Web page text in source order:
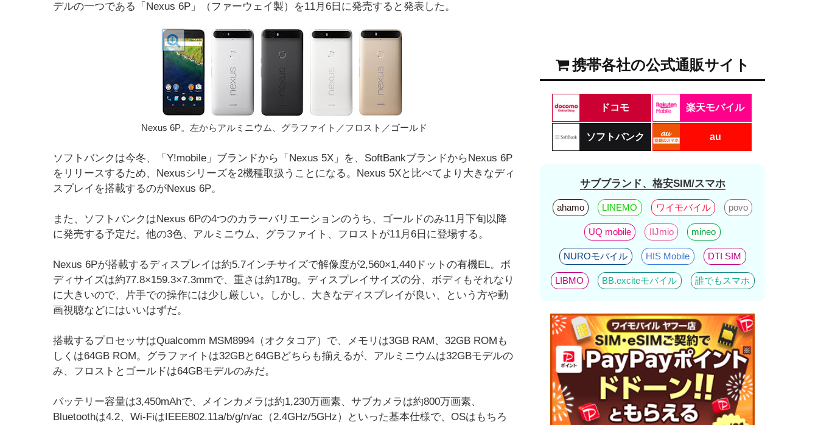
デルの一つである「Nexus 6P」（ファーウェイ製）を11月6日に発売すると発表した。
Nexus 6P。左からアルミニウム、グラファイト／フロスト／ゴールド
ソフトバンクは今冬、「Y!mobile」ブランドから「Nexus 5X」を、SoftBankブランドからNexus 6P
をリリースするため、Nexusシリーズを2機種取扱うことになる。Nexus 5Xと比べてより大きなディ
スプレイを搭載するのがNexus 6P。
また、ソフトバンクはNexus 6Pの4つのカラーバリエーションのうち、ゴールドのみ11月下旬以降
に発売する予定だ。他の3色、アルミニウム、グラファイト、フロストが11月6日に登場する。
Nexus 6Pが搭載するディスプレイは約5.7インチサイズで解像度が2,560×1,440ドットの有機EL。ボ
ディサイズは約77.8×159.3×7.3mmで、重さは約178g。ディスプレイサイズの分、ボディもそれなり
に大きいので、片手での操作には少し厳しい。しかし、大きなディスプレイが良い、という方や動
画視聴などにはいいはずだ。
搭載するプロセッサはQualcomm MSM8994（オクタコア）で、メモリは3GB RAM、32GB ROMも
しくは64GB ROM。グラファイトは32GBと64GBどちらも揃えるが、アルミニウムは32GBモデルの
み、フロストとゴールドは64GBモデルのみだ。
バッテリー容量は3,450mAhで、メインカメラは約1,230万画素、サブカメラは約800万画素、
Bluetoothは4.2、Wi-FiはIEEE802.11a/b/g/n/ac（2.4GHz/5GHz）といった基本仕様で、OSはもちろ
携帯各社の公式通販サイト
ドコモ 楽天モバイル
ソフトバンク au
サブブランド、格安SIM/スマホ
ahamo LINEMO ワイモバイル povo
UQ mobile IIJmio mineo
NUROモバイル HIS Mobile DTI SIM
LIBMO BB.exciteモバイル 誰でもスマホ